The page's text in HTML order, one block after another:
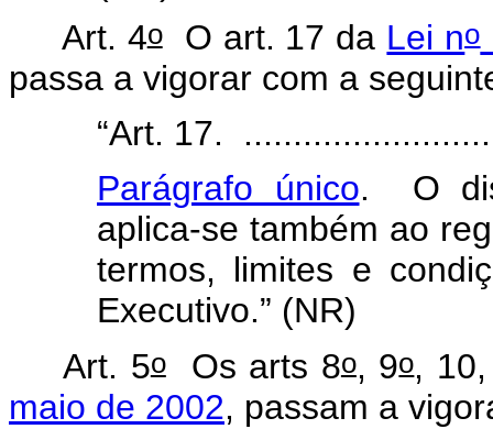
Art. 4oO art. 17 da Lei no
passa a vigorar com a
“Art. 17.
Parágrafo único. O
aplica-se também ao
termos, limites e
Executivo.” (NR)
Art. 5oOs arts 8o, 9o,
maio de 2002, passam a